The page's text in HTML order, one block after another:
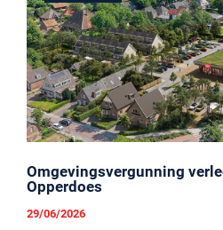
Omgevingsvergunning
Opperdoes
29/06/2026